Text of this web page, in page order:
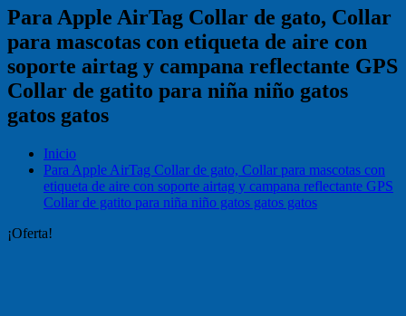
Para Apple AirTag Collar de gato, Collar
para mascotas con etiqueta de aire con
soporte airtag y campana reflectante GPS
Collar de gatito para niña niño gatos
gatos gatos
Inicio
Para Apple AirTag Collar de gato, Collar para mascotas con
etiqueta de aire con soporte airtag y campana reflectante GPS
Collar de gatito para niña niño gatos gatos gatos
¡Oferta!